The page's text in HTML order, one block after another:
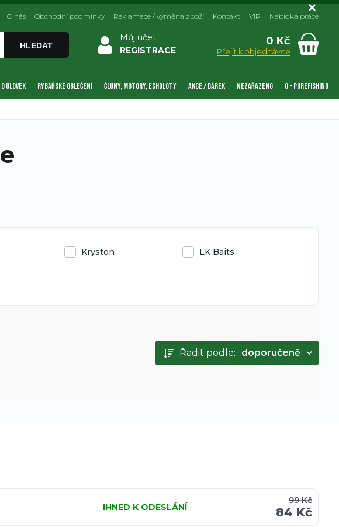
HLEDAT
Můj účet
REGISTRACE
0 Kč
Přejít k objednávce
O nás Obchodní podmínky Reklamace / výměna zboží Kontakt VIP Nabídka práce
ÚLOVEK RYBÁŘSKÉ OBLEČENÍ ČLUNY, MOTORY, ECHOLOTY AKCE / DÁREK NEZAŘAZENO 0 - PUREFISHING
Kryston
LK Baits
Řadit podle: doporučeně
IHNED K ODESLÁNÍ
99 Kč
84 Kč